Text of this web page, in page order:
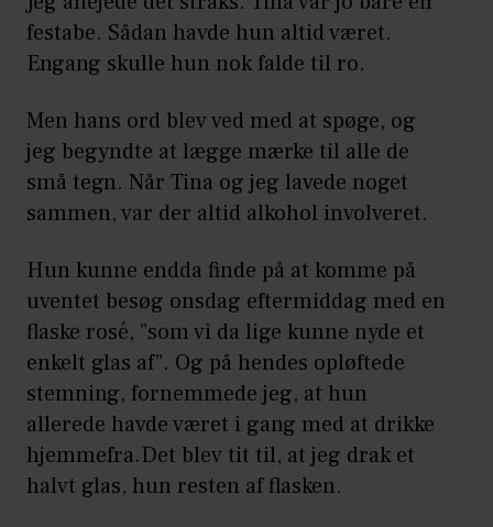
festabe. Sådan havde hun altid været.
Engang skulle hun nok falde til ro.
Men hans ord blev ved med at spøge, og
jeg begyndte at lægge mærke til alle de
små tegn. Når Tina og jeg lavede noget
sammen, var der altid alkohol involveret.
Hun kunne endda finde på at komme på
uventet besøg onsdag eftermiddag med en
flaske rosé, ”som vi da lige kunne nyde et
enkelt glas af”. Og på hendes opløftede
stemning, fornemmede jeg, at hun
allerede havde været i gang med at drikke
hjemmefra.Det blev tit til, at jeg drak et
halvt glas, hun resten af flasken.